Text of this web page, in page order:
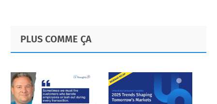
Primary
Sidebar
Footer
PLUS COMME ÇA